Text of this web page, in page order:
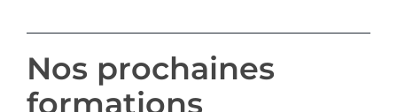
Nos prochaines
formations